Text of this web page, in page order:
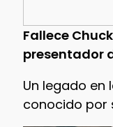
Fallece
presentador
Un legado en
conocido por